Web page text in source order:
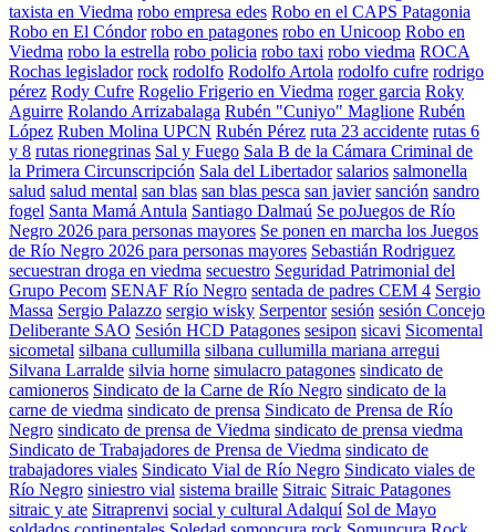
taxista en Viedma robo empresa edes Robo en el CAPS Patagonia
Robo en El Cóndor robo en patagones robo en Unicoop Robo en
Viedma robo la estrella robo policia robo taxi robo viedma ROCA
Rochas legislador rock rodolfo Rodolfo Artola rodolfo cufre rodrigo
pérez Rody Cufre Rogelio Frigerio en Viedma roger garcia Roky
Aguirre Rolando Arrizabalaga Rubén "Cuniyo" Maglione Rubén
López Ruben Molina UPCN Rubén Pérez ruta 23 accidente rutas 6
y 8 rutas rionegrinas Sal y Fuego Sala B de la Cámara Criminal de
la Primera Circunscripción Sala del Libertador salarios salmonella
salud salud mental san blas san blas pesca san javier sanción sandro
fogel Santa Mamá Antula Santiago Dalmaú Se poJuegos de Río
Negro 2026 para personas mayores Se ponen en marcha los Juegos
de Río Negro 2026 para personas mayores Sebastián Rodriguez
secuestran droga en viedma secuestro Seguridad Patrimonial del
Grupo Pecom SENAF Río Negro sentada de padres CEM 4 Sergio
Massa Sergio Palazzo sergio wisky Serpentor sesión sesión Concejo
Deliberante SAO Sesión HCD Patagones sesipon sicavi Sicomental
sicometal silbana cullumilla silbana cullumilla mariana arregui
Silvana Larralde silvia horne simulacro patagones sindicato de
camioneros Sindicato de la Carne de Río Negro sindicato de la
carne de viedma sindicato de prensa Sindicato de Prensa de Río
Negro sindicato de prensa de Viedma sindicato de prensa viedma
Sindicato de Trabajadores de Prensa de Viedma sindicato de
trabajadores viales Sindicato Vial de Río Negro Sindicato viales de
Río Negro siniestro vial sistema braille Sitraic Sitraic Patagones
sitraic y ate Sitraprenvi social y cultural Adalquí Sol de Mayo